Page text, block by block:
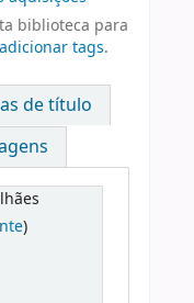
biblioteca para
tags.
de título
)